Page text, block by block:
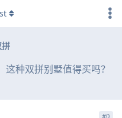
拼
种双拼别墅值得买吗？
#0